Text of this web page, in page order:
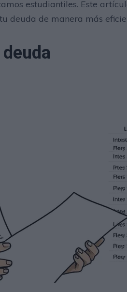
estudiantiles. Este
deuda de manera más